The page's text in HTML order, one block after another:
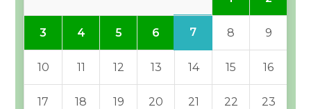
3 4 5 6 7 8 9
10 11 12 13 14 15 16
17 18 19 20 21 22 23